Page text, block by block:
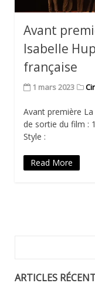
Avant
Isabelle
française
1 mars 2023
Avant première
de sortie du film :
Style :
Read More
ARTICLES